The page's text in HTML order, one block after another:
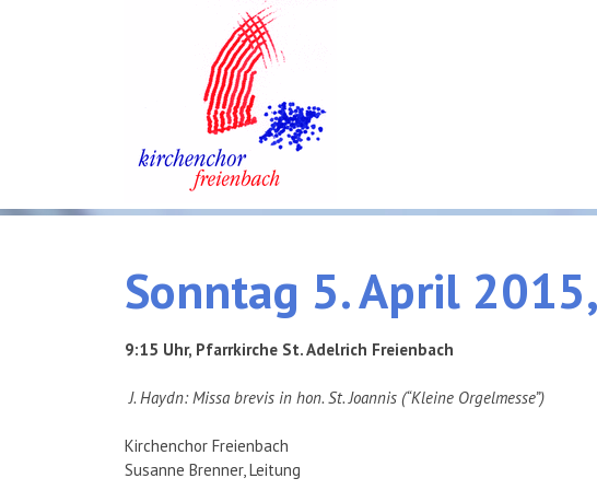
Sonntag 5.April 2015,
9:15 Uhr, Pfarrkirche St. Adelrich Freienbach
J. Haydn: Missa brevis in hon. St. Joannis (“Kleine Orgelmesse”)
Kirchenchor Freienbach
Susanne Brenner, Leitung